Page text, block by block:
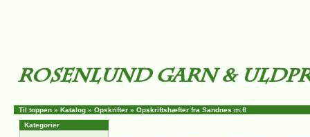
Til toppen » Katalog » Opskrifter » Opskriftshæfter fra Sandnes m.fl
Kategorier